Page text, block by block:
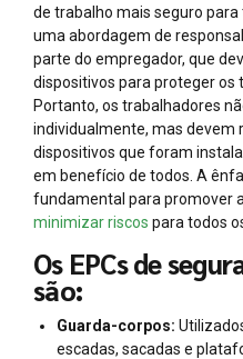
de trabalho mais seguro para
uma abordagem de
parte do empregador, que
dispositivos para proteger os
Portanto, os trabalhadores
individualmente, mas devem
dispositivos que foram
em benefício de todos. A
fundamental para promover
minimizar riscos para todos
Os EPCs de
são:
Guarda-corpos:
escadas, sacadas e